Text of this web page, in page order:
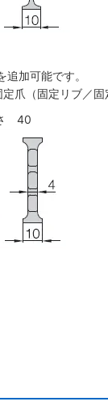
加可能です。
爪（固定リブ／
40